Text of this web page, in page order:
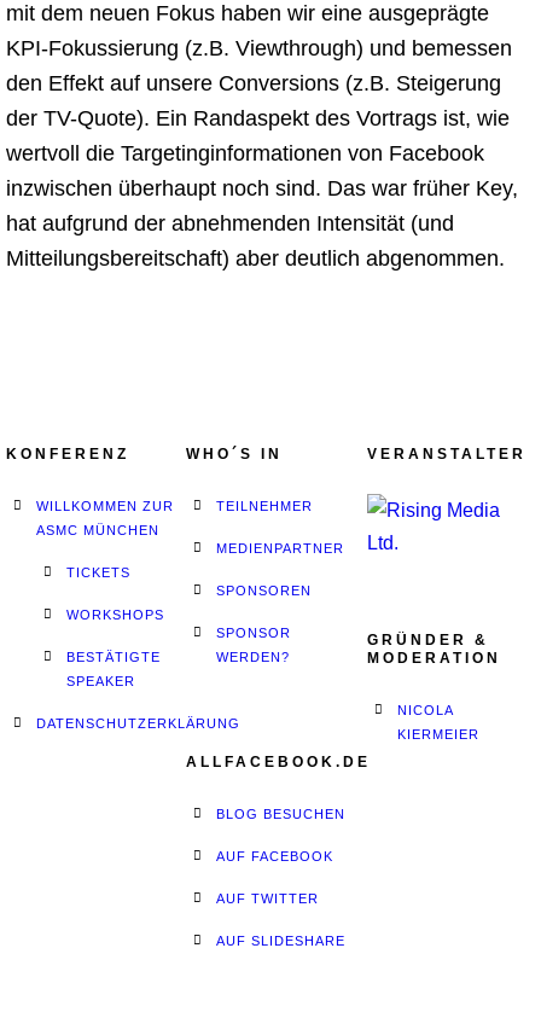
mit dem neuen Fokus haben wir eine ausgeprägte
KPI-Fokussierung (z.B. Viewthrough) und bemessen
den Effekt auf unsere Conversions (z.B. Steigerung
der TV-Quote). Ein Randaspekt des Vortrags ist, wie
wertvoll die Targetinginformationen von Facebook
inzwischen überhaupt noch sind. Das war früher Key,
hat aufgrund der abnehmenden Intensität (und
Mitteilungsbereitschaft) aber deutlich abgenommen.
KONFERENZ
WILLKOMMEN ZUR
ASMC MÜNCHEN
TICKETS
WORKSHOPS
BESTÄTIGTE
SPEAKER
DATENSCHUTZERKLÄRUNG
WHO´S IN
TEILNEHMER
MEDIENPARTNER
SPONSOREN
SPONSOR
WERDEN?
ALLFACEBOOK.DE
BLOG BESUCHEN
AUF FACEBOOK
AUF TWITTER
AUF SLIDESHARE
VERANSTALTER
GRÜNDER &
MODERATION
NICOLA
KIERMEIER